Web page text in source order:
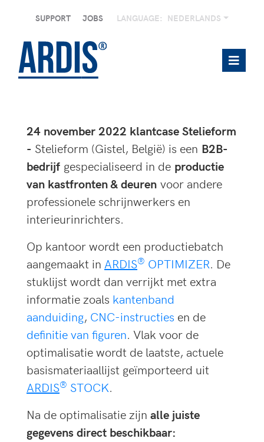
SUPPORT JOBS LANGUAGE: NEDERLANDS
24 november 2022 klantcase Stelieform
- Stelieform (Gistel, België) is een B2B-
bedrijf gespecialiseerd in de productie
van kastfronten & deuren voor andere
professionele schrijnwerkers en
interieurinrichters.
Op kantoor wordt een productiebatch
aangemaakt in ARDIS® OPTIMIZER. De
stuklijst wordt dan verrijkt met extra
informatie zoals kantenband
aanduiding, CNC-instructies en de
definitie van figuren. Vlak voor de
optimalisatie wordt de laatste, actuele
basismateriaallijst geïmporteerd uit
ARDIS® STOCK.
Na de optimalisatie zijn alle juiste
gegevens direct beschikbaar: